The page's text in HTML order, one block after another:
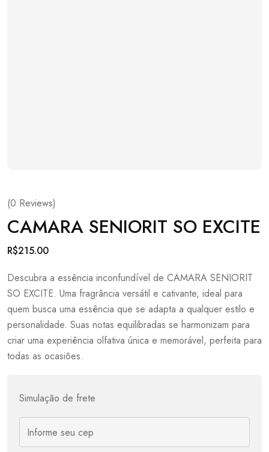
(0 Reviews)
CAMARA SENIORIT SO EXCITE
R$215.00
Descubra a essência inconfundível de CAMARA SENIORIT
SO EXCITE. Uma fragrância versátil e cativante, ideal para
quem busca uma essência que se adapta a qualquer estilo e
personalidade. Suas notas equilibradas se harmonizam para
criar uma experiência olfativa única e memorável, perfeita para
todas as ocasiões.
Simulação de frete